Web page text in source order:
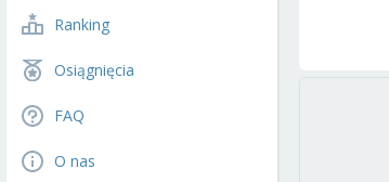
Ranking
Osiągnięcia
FAQ
O nas